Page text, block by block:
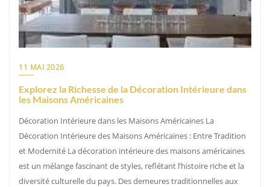
11 MAI 2026
Explorez la Richesse de la Décoration Intérieure dans
les Maisons Américaines
Décoration Intérieure dans les Maisons Américaines La
Décoration Intérieure des Maisons Américaines : Entre Tradition
et Modernité La décoration intérieure des maisons américaines
est un mélange fascinant de styles, reflétant l’histoire riche et la
diversité culturelle du pays. Des demeures traditionnelles aux